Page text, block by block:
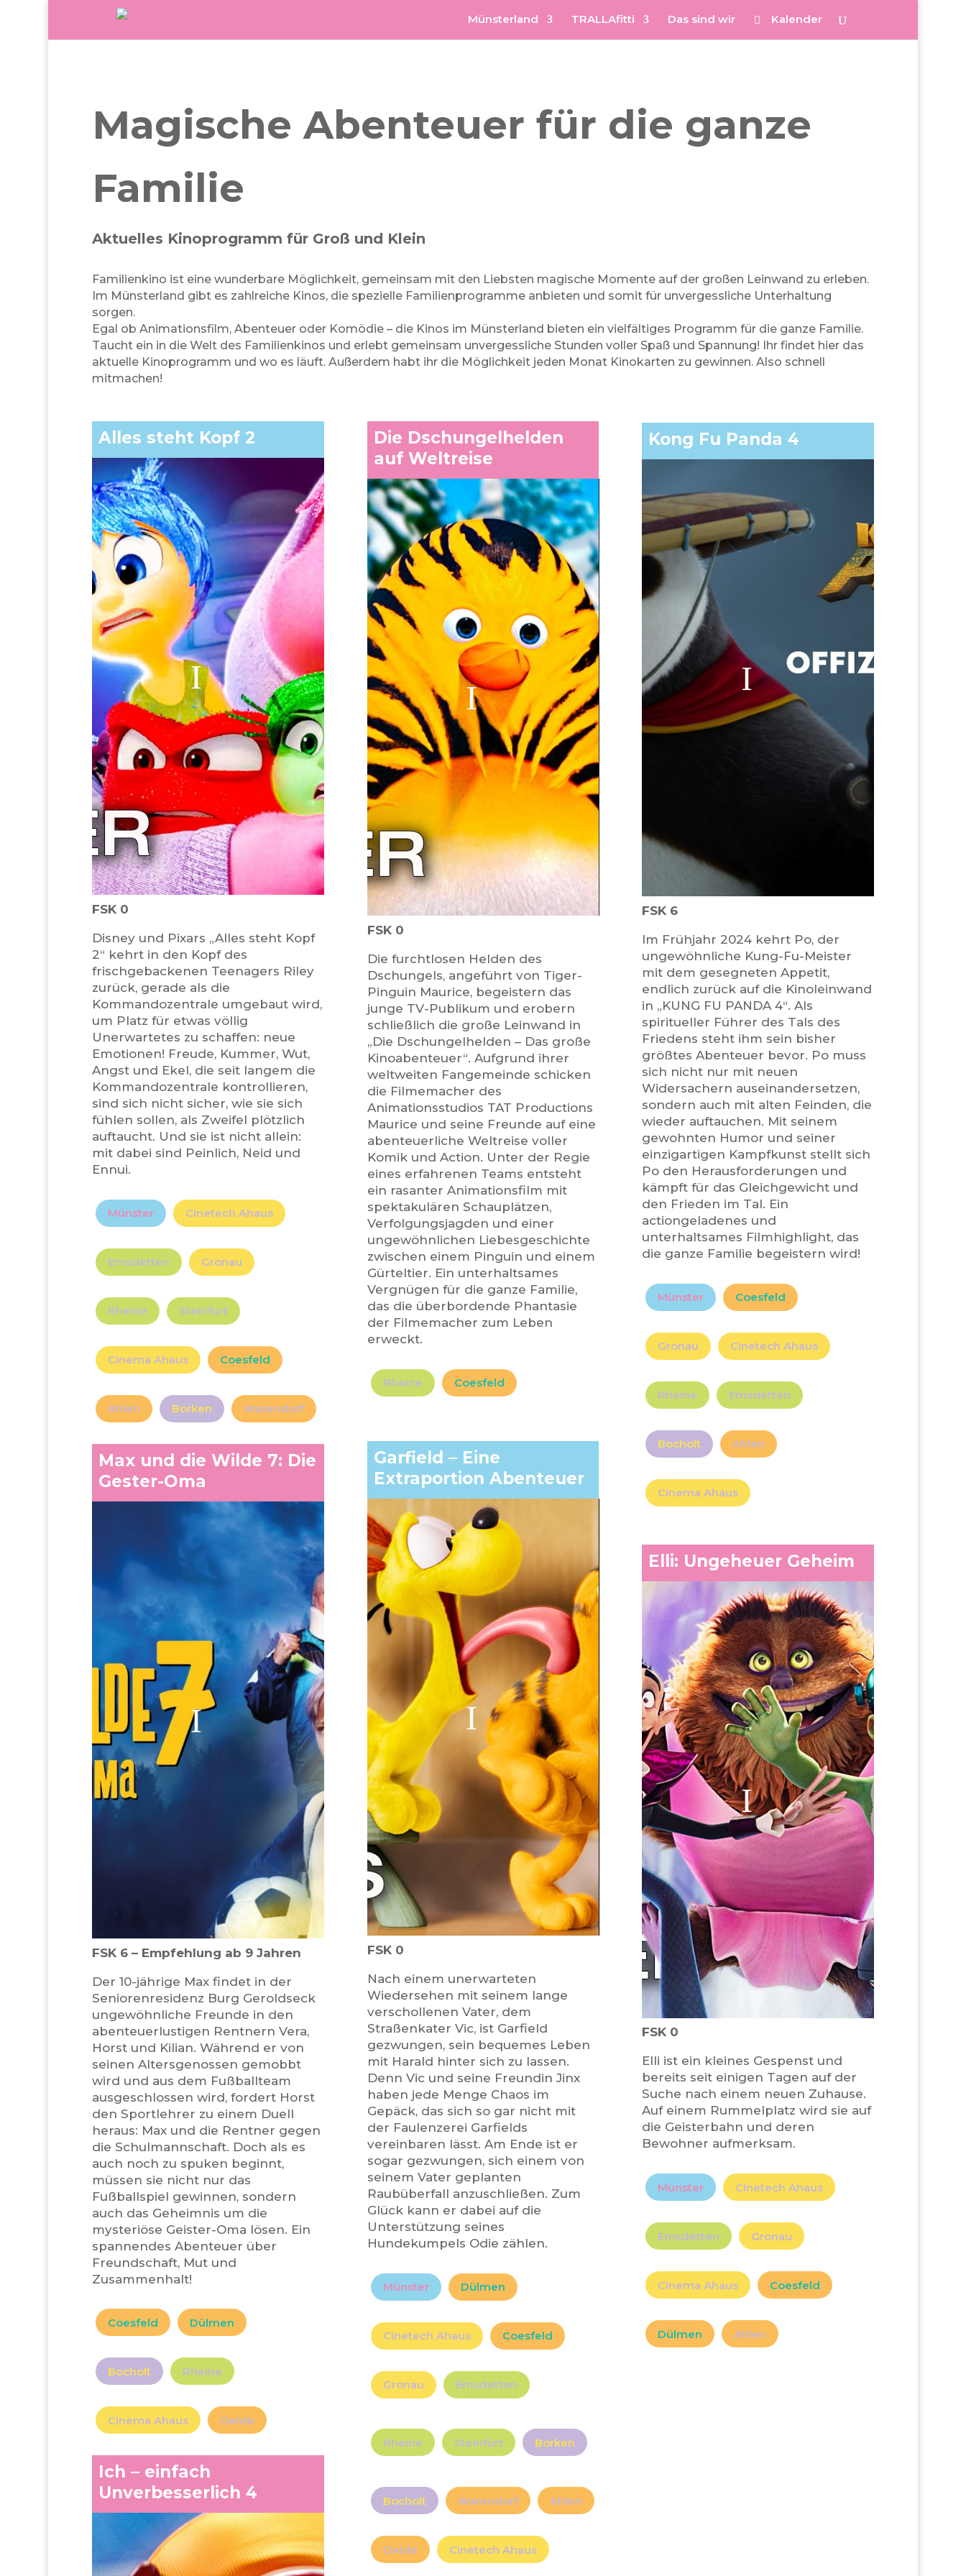
Münsterland TRALLAfitti Das sind wir Kalender
Magische Abenteuer für die ganze
Familie
Aktuelles Kinoprogramm für Groß und Klein
Familienkino ist eine wunderbare Möglichkeit, gemeinsam mit den Liebsten magische Momente auf der großen Leinwand zu erleben.
Im Münsterland gibt es zahlreiche Kinos, die spezielle Familienprogramme anbieten und somit für unvergessliche Unterhaltung
sorgen.
Egal ob Animationsfilm, Abenteuer oder Komödie – die Kinos im Münsterland bieten ein vielfältiges Programm für die ganze Familie.
Taucht ein in die Welt des Familienkinos und erlebt gemeinsam unvergessliche Stunden voller Spaß und Spannung! Ihr findet hier das
aktuelle Kinoprogramm und wo es läuft. Außerdem habt ihr die Möglichkeit jeden Monat Kinokarten zu gewinnen. Also schnell
mitmachen!
Alles steht Kopf 2
FSK 0
Disney und Pixars „Alles steht Kopf
2“ kehrt in den Kopf des
frischgebackenen Teenagers Riley
zurück, gerade als die
Kommandozentrale umgebaut wird,
um Platz für etwas völlig
Unerwartetes zu schaffen: neue
Emotionen! Freude, Kummer, Wut,
Angst und Ekel, die seit langem die
Kommandozentrale kontrollieren,
sind sich nicht sicher, wie sie sich
fühlen sollen, als Zweifel plötzlich
auftaucht. Und sie ist nicht allein:
mit dabei sind Peinlich, Neid und
Ennui.
Münster Cinetech Ahaus
Emsdetten Gronau
Rheine Steinfurt
Cinema Ahaus Coesfeld
Ahlen Borken Warendorf
Max und die Wilde 7: Die
Gester-Oma
FSK 6 – Empfehlung ab 9 Jahren
Der 10-jährige Max findet in der
Seniorenresidenz Burg Geroldseck
ungewöhnliche Freunde in den
abenteuerlustigen Rentnern Vera,
Horst und Kilian. Während er von
seinen Altersgenossen gemobbt
wird und aus dem Fußballteam
ausgeschlossen wird, fordert Horst
den Sportlehrer zu einem Duell
heraus: Max und die Rentner gegen
die Schulmannschaft. Doch als es
auch noch zu spuken beginnt,
müssen sie nicht nur das
Fußballspiel gewinnen, sondern
auch das Geheimnis um die
mysteriöse Geister-Oma lösen. Ein
spannendes Abenteuer über
Freundschaft, Mut und
Zusammenhalt!
Coesfeld Dülmen
Bocholt Rheine
Cinema Ahaus Oelde
Ich – einfach
Unverbesserlich 4
Die Dschungelhelden
auf Weltreise
FSK 0
Die furchtlosen Helden des
Dschungels, angeführt von Tiger-
Pinguin Maurice, begeistern das
junge TV-Publikum und erobern
schließlich die große Leinwand in
„Die Dschungelhelden – Das große
Kinoabenteuer“. Aufgrund ihrer
weltweiten Fangemeinde schicken
die Filmemacher des
Animationsstudios TAT Productions
Maurice und seine Freunde auf eine
abenteuerliche Weltreise voller
Komik und Action. Unter der Regie
eines erfahrenen Teams entsteht
ein rasanter Animationsfilm mit
spektakulären Schauplätzen,
Verfolgungsjagden und einer
ungewöhnlichen Liebesgeschichte
zwischen einem Pinguin und einem
Gürteltier. Ein unterhaltsames
Vergnügen für die ganze Familie,
das die überbordende Phantasie
der Filmemacher zum Leben
erweckt.
Rheine Coesfeld
Garfield – Eine
Extraportion Abenteuer
FSK 0
Nach einem unerwarteten
Wiedersehen mit seinem lange
verschollenen Vater, dem
Straßenkater Vic, ist Garfield
gezwungen, sein bequemes Leben
mit Harald hinter sich zu lassen.
Denn Vic und seine Freundin Jinx
haben jede Menge Chaos im
Gepäck, das sich so gar nicht mit
der Faulenzerei Garfields
vereinbaren lässt. Am Ende ist er
sogar gezwungen, sich einem von
seinem Vater geplanten
Raubüberfall anzuschließen. Zum
Glück kann er dabei auf die
Unterstützung seines
Hundekumpels Odie zählen.
Münster Dülmen
Cinetech Ahaus Coesfeld
Gronau Emsdetten
Rheine Steinfurt Borken
Bocholt Warendorf Ahlen
Oelde Cinetech Ahaus
Kong Fu Panda 4
FSK 6
Im Frühjahr 2024 kehrt Po, der
ungewöhnliche Kung-Fu-Meister
mit dem gesegneten Appetit,
endlich zurück auf die Kinoleinwand
in „KUNG FU PANDA 4“. Als
spiritueller Führer des Tals des
Friedens steht ihm sein bisher
größtes Abenteuer bevor. Po muss
sich nicht nur mit neuen
Widersachern auseinandersetzen,
sondern auch mit alten Feinden, die
wieder auftauchen. Mit seinem
gewohnten Humor und seiner
einzigartigen Kampfkunst stellt sich
Po den Herausforderungen und
kämpft für das Gleichgewicht und
den Frieden im Tal. Ein
actiongeladenes und
unterhaltsames Filmhighlight, das
die ganze Familie begeistern wird!
Münster Coesfeld
Gronau Cinetech Ahaus
Rheine Emsdetten
Bocholt Ahlen
Cinema Ahaus
Elli: Ungeheuer Geheim
FSK 0
Elli ist ein kleines Gespenst und
bereits seit einigen Tagen auf der
Suche nach einem neuen Zuhause.
Auf einem Rummelplatz wird sie auf
die Geisterbahn und deren
Bewohner aufmerksam.
Münster Cinetech Ahaus
Emsdetten Gronau
Cinema Ahaus Coesfeld
Dülmen Ahlen